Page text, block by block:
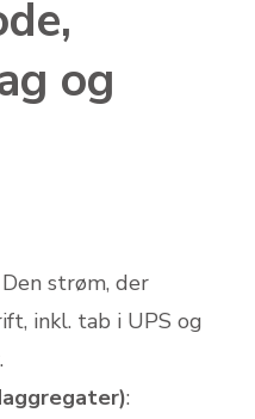
og
Den strøm, der
inkl. tab i UPS og
: